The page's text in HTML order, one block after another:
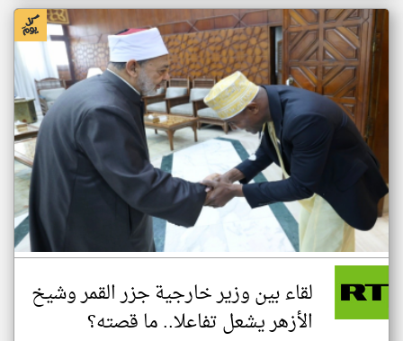
لقاء بين وزير خارجية جزر القمر وشيخ
الأزهر يشعل تفاعلا.. ما قصته؟